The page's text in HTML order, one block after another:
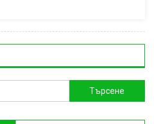
Търсене
за: